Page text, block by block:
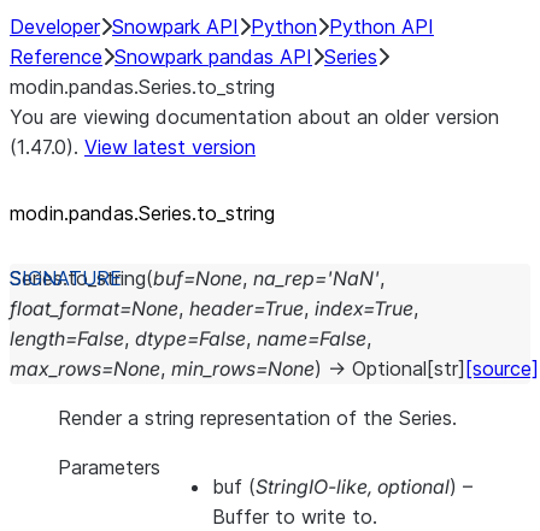
Developer Snowpark API Python Python API
Reference Snowpark pandas API Series
modin.pandas.Series.to_string
You are viewing documentation about an older version
(1.47.0). View latest version
modin.pandas.Series.to_ string
Series.to_string(buf=None, na_rep='NaN',
float_format=None, header=True, index=True,
length=False, dtype=False, name=False,
max_rows=None, min_rows=None) → Optional [str] [source]
Render a string representation of the Series.
Parameters
buf (StringIO-like, optional) –
Buffer to write to.